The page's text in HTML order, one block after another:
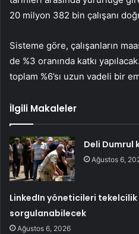
20 milyon 382 bin çalışanı
Sisteme göre, çalışanların
de %3 oranında katkı
toplam %6’sı uzun vadeli bir
İlgili Makaleler
Deli Dumrul
Ağustos 6,
LinkedIn yöneticileri tekelcilik
sorgulanabilecek
Ağustos 6, 2026